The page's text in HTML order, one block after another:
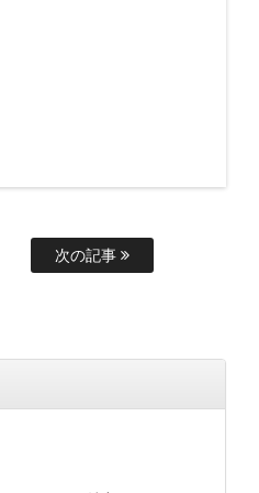
次の記事